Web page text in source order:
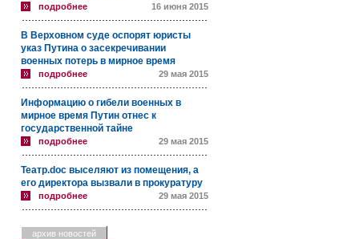
подробнее 16 июня 2015
В Верховном суде оспорят юристы
указ Путина о засекречивании
военных потерь в мирное время
подробнее 29 мая 2015
Информацию о гибели военных в
мирное время Путин отнес к
государственной тайне
подробнее 29 мая 2015
Театр.doc выселяют из помещения, а
его директора вызвали в прокуратуру
подробнее 29 мая 2015
архив новостей